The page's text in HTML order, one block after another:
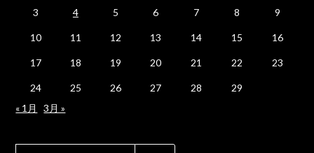
3 4 5 6 7 8 9
10 11 12 13 14 15 16
17 18 19 20 21 22 23
24 25 26 27 28
29
« 1月
3月 »